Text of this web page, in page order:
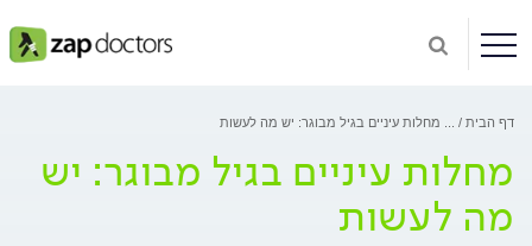
דף הבית מחלות עיניים בגיל מבוגר: יש מה לעשות
מחלות עיניים בגיל מבוגר: יש
מה לעשות